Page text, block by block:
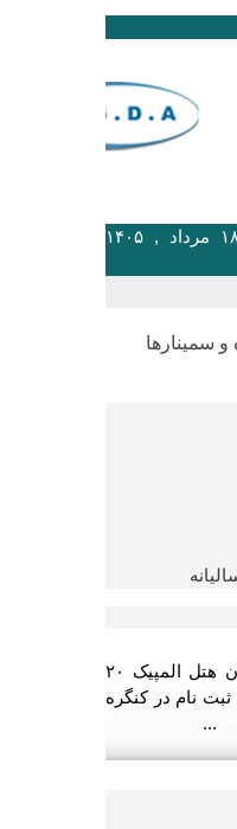
۞ امروز یکشنبه, ۱۸ مرداد , ۱۴۰۵
و سمینارها
۶ لغایت ۹ آذر ۱۴۰۳ تهران هتل المپیک ۲۰
نام در کنگره
...